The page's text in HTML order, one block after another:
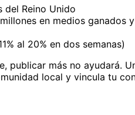
del Reino Unido
en medios ganados
al 20% en dos semanas)
más no ayudará.
local y vincula tu